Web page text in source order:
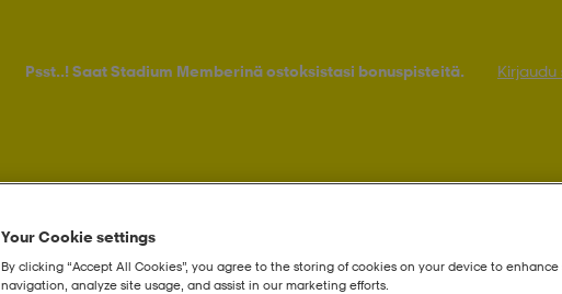
Psst..! Saat Stadium Memberinä ostoksistasi bonuspisteitä. Kirjaudu
Your Cookie settings
By clicking “Accept All Cookies”, you agree to the storing of cookies on your device to enhance
navigation, analyze site usage, and assist in our marketing efforts.